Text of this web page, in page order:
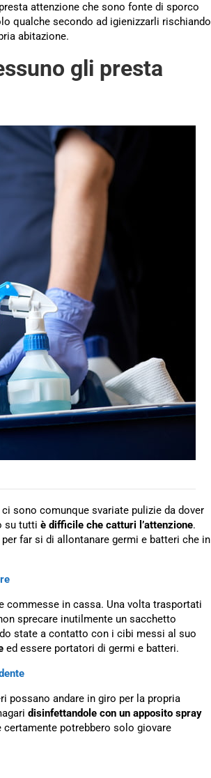
attenzione che sono fonte di sporco
qualche secondo ad igienizzarli rischiando
abitazione.
gli presta
sono comunque svariate pulizie da dover
su tutti è difficile che catturi l’attenzione.
far si di allontanare germi e batteri che in
commesse in cassa. Una volta trasportati
sprecare inutilmente un sacchetto
state a contatto con i cibi messi al suo
ed essere portatori di germi e batteri.
possano andare in giro per la propria
disinfettandole con un apposito spray
potrebbero solo giovare